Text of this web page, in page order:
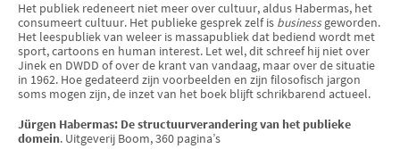
Het publiek redeneert niet meer over cultuur, aldus Habermas, het
consumeert cultuur. Het publieke gesprek zelf is business geworden.
Het leespubliek van weleer is massapubliek dat bediend wordt met
sport, cartoons en human interest. Let wel, dit schreef hij niet over
Jinek en DWDD of over de krant van vandaag, maar over de situatie
in 1962. Hoe gedateerd zijn voorbeelden en zijn filosofisch jargon
soms mogen zijn, de inzet van het boek blijft schrikbarend actueel.
Jürgen Habermas: De structuurverandering van het publieke
domein. Uitgeverij Boom, 360 pagina’s